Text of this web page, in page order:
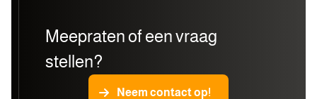
Meepraten of een vraag
stellen?
Neem contact op!